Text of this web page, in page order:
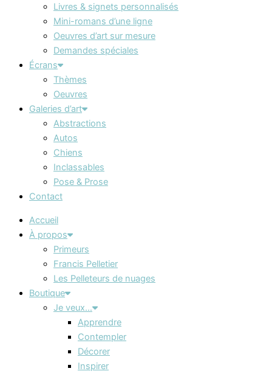
Livres & signets personnalisés
Mini-romans d’une ligne
Oeuvres d’art sur mesure
Demandes spéciales
Écrans
Thèmes
Oeuvres
Galeries d’art
Abstractions
Autos
Chiens
Inclassables
Pose & Prose
Contact
Accueil
À propos
Primeurs
Francis Pelletier
Les Pelleteurs de nuages
Boutique
Je veux…
Apprendre
Contempler
Décorer
Inspirer